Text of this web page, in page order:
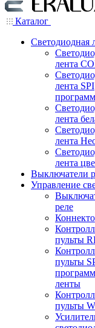
Каталог
Светодиодная
лента
лента SPI
лента
лента
лента
Выключатели
Управление
реле
пульты
пульты
ленты
пульты